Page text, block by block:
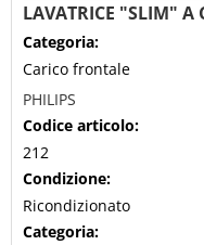
LAVATRICE "SLIM"
Categoria:
Carico frontale
PHILIPS
Codice articolo:
212
Condizione:
Ricondizionato
Categoria: